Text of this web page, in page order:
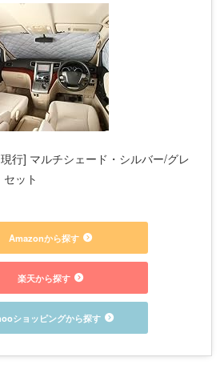
行] マルチシェード・シルバー/グレ
ット
Amazonから探す
楽天から探す
ショッピングから探す